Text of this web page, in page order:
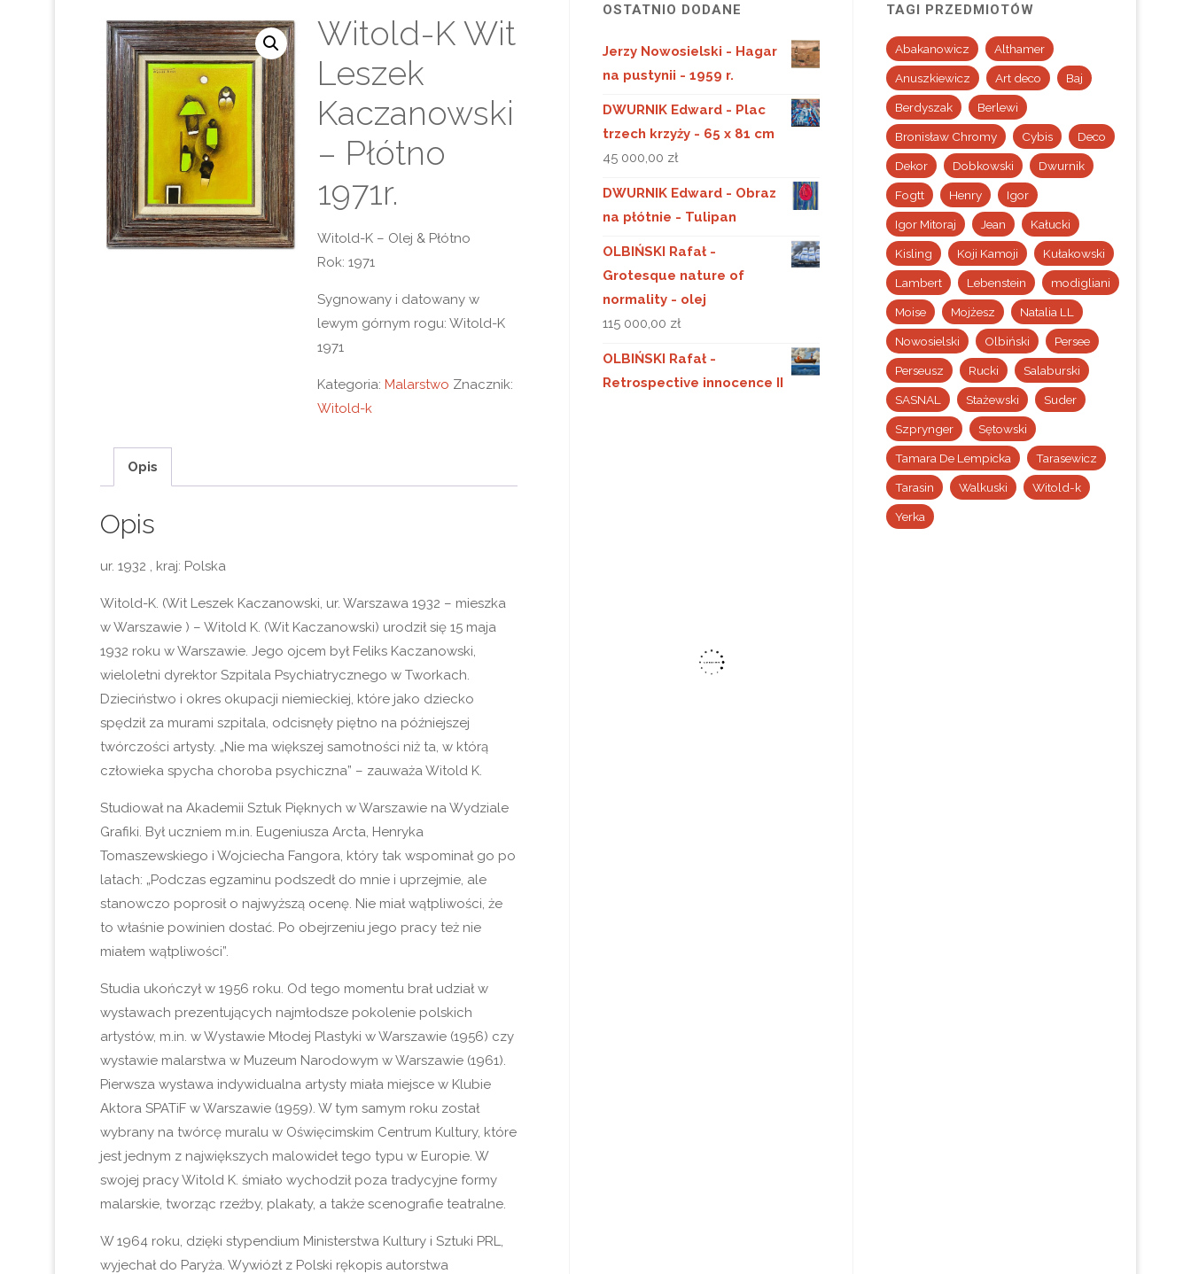
Witold-K Wit
Leszek
Kaczanowski
– Płótno
1971r.
Witold-K – Olej & Płótno
Rok: 1971
Sygnowany i datowany w
lewym górnym rogu: Witold-K
1971
Kategoria: Malarstwo Znacznik:
Witold-k
Opis
Opis
ur. 1932 , kraj: Polska
Witold-K. (Wit Leszek Kaczanowski, ur. Warszawa 1932 – mieszka
w Warszawie ) – Witold K. (Wit Kaczanowski) urodził się 15 maja
1932 roku w Warszawie. Jego ojcem był Feliks Kaczanowski,
wieloletni dyrektor Szpitala Psychiatrycznego w Tworkach.
Dzieciństwo i okres okupacji niemieckiej, które jako dziecko
spędził za murami szpitala, odcisnęły piętno na późniejszej
twórczości artysty. „Nie ma większej samotności niż ta, w którą
człowieka spycha choroba psychiczna” – zauważa Witold K.
Studiował na Akademii Sztuk Pięknych w Warszawie na Wydziale
Grafiki. Był uczniem m.in. Eugeniusza Arcta, Henryka
Tomaszewskiego i Wojciecha Fangora, który tak wspominał go po
latach: „Podczas egzaminu podszedł do mnie i uprzejmie, ale
stanowczo poprosił o najwyższą ocenę. Nie miał wątpliwości, że
to właśnie powinien dostać. Po obejrzeniu jego pracy też nie
miałem wątpliwości”.
Studia ukończył w 1956 roku. Od tego momentu brał udział w
wystawach prezentujących najmłodsze pokolenie polskich
artystów, m.in. w Wystawie Młodej Plastyki w Warszawie (1956) czy
wystawie malarstwa w Muzeum Narodowym w Warszawie (1961).
Pierwsza wystawa indywidualna artysty miała miejsce w Klubie
Aktora SPATiF w Warszawie (1959). W tym samym roku został
wybrany na twórcę muralu w Oświęcimskim Centrum Kultury, które
jest jednym z największych malowideł tego typu w Europie. W
swojej pracy Witold K. śmiało wychodził poza tradycyjne formy
malarskie, tworząc rzeźby, plakaty, a także scenografie teatralne.
W 1964 roku, dzięki stypendium Ministerstwa Kultury i Sztuki PRL,
wyjechał do Paryża. Wywiózł z Polski rękopis autorstwa
OSTATNIO DODANE
Jerzy Nowosielski - Hagar
na pustynii - 1959 r.
DWURNIK Edward - Plac
trzech krzyży - 65 x 81 cm
45 000,00 zł
DWURNIK Edward - Obraz
na płótnie - Tulipan
OLBIŃSKI Rafał -
Grotesque nature of
normality - olej
115 000,00 zł
OLBIŃSKI Rafał -
Retrospective innocence II
TAGI PRZEDMIOTÓW
Abakanowicz Althamer
Anuszkiewicz Art deco Baj
Berdyszak Berlewi
Bronisław Chromy Cybis Deco
Dekor Dobkowski Dwurnik
Fogtt Henry Igor
Igor Mitoraj Jean Kałucki
Kisling Koji Kamoji Kułakowski
Lambert Lebenstein modigliani
Moise Mojżesz Natalia LL
Nowosielski Olbiński Persee
Perseusz Rucki Salaburski
SASNAL Stażewski Suder
Szprynger Sętowski
Tamara De Lempicka Tarasewicz
Tarasin Walkuski Witold-k
Yerka